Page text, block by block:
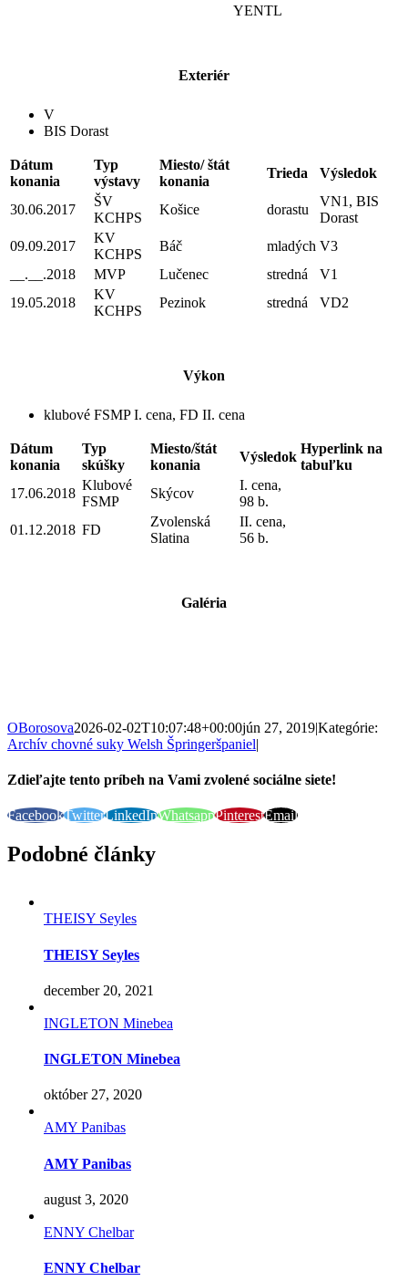
YENTL
Exteriér
V
BIS Dorast
Dátum
konania
Typ
výstavy
Miesto/ štát
konania
Trieda Výsledok
30.06.2017
ŠV
KCHPS
Košice dorastu
VN1, BIS
Dorast
09.09.2017
KV
KCHPS
Báč mladých V3
__.__.2018
MVP Lučenec stredná
V1
19.05.2018
KV
KCHPS
Pezinok stredná VD2
Výkon
klubové FSMP I. cena, FD II. cena
Dátum
konania
Typ
skúšky
Miesto/štát
konania
Výsledok
Hyperlink na
tabuľku
17.06.2018
Klubové
FSMP
Skýcov
I. cena,
98 b.
01.12.2018 FD
Zvolenská
Slatina
II. cena,
56 b.
Galéria
OBorosova2026-02-02T10:07:48+00:00jún 27, 2019|Kategórie:
Archív chovné suky Welsh Špringeršpaniel|
Zdieľajte tento príbeh na Vami zvolené sociálne siete!
FacebookTwitterLinkedInWhatsappPinterestEmail
Podobné články
THEISY Seyles
THEISY Seyles
december 20, 2021
INGLETON Minebea
INGLETON Minebea
október 27, 2020
AMY Panibas
AMY Panibas
august 3, 2020
ENNY Chelbar
ENNY Chelbar